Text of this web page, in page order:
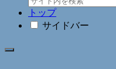
トップ
サイドバー